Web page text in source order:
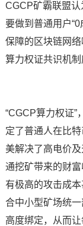
CGCP矿霸联盟认
要做到普通用户
保障的区块链网
算力权证共识机制
“CGCP算力权证
定了普通人在比
美解决了高电价
通挖矿带来的财
有极高的攻击成
合中小型矿场统
高度绑定，从而